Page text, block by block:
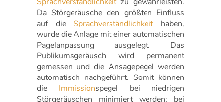
Da Störgeräusche den größten Einfluss
auf dieSprachverständlichkeithaben,
wurde die Anlage mit einer automatischen
Pagelanpassung ausgelegt. Das
Publikumsgeräusch wird permanent
gemessen und die Ansagepegel werden
automatisch nachgeführt. Somit können
die Immissionspegel bei niedrigen
Störgeräuschen minimiert werden; bei